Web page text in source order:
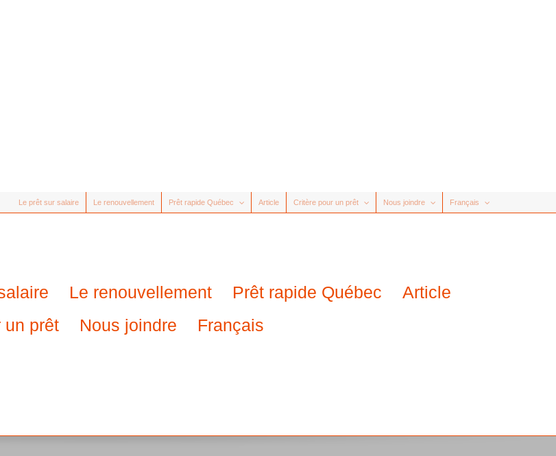
Le prêt sur salaire Le renouvellement Prêt rapide Québec Article Critère pour un prêt Nous joindre Français
Le renouvellement Prêt rapide Québec
Article
un prêt
Nous joindre Français